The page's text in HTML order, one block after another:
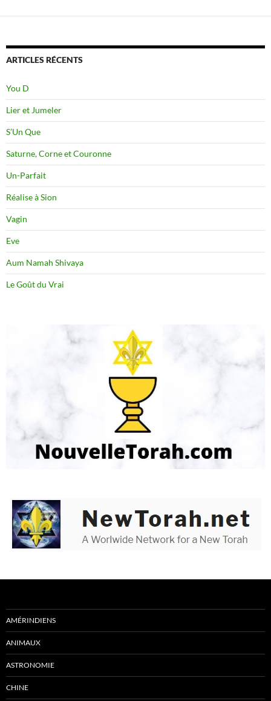
ARTICLES RÉCENTS
You D
Lier et Jumeler
S’Un Que
Saturne, Corne et Couronne
Un-Parfait
Réalise à Sion
Vagin
Eve
Aum Namah Shivaya
Le Goût du Vrai
AMÉRINDIENS
ANIMAUX
ASTRONOMIE
CHINE